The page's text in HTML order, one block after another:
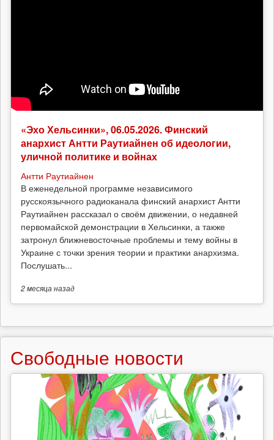
«Эхо Хельсинки», 06.05.2026. Финский
анархист Антти Раутиайнен об идеологии,
уличной политике и войнах
Антти Раутиайнен
В еженедельной программе независимого
русскоязычного радиоканала финский анархист Антти
Раутиайнен рассказал о своём движении, о недавней
первомайской демонстрации в Хельсинки, а также
затронул ближневосточные проблемы и тему войны в
Украине с точки зрения теории и практики анархизма.
Послушать...
2 месяцаназад
Свободные новости